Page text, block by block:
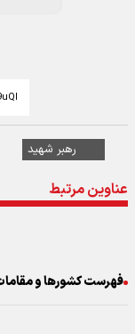
رهبر شهید
عناوین مرتبط
فهرست کشورها و